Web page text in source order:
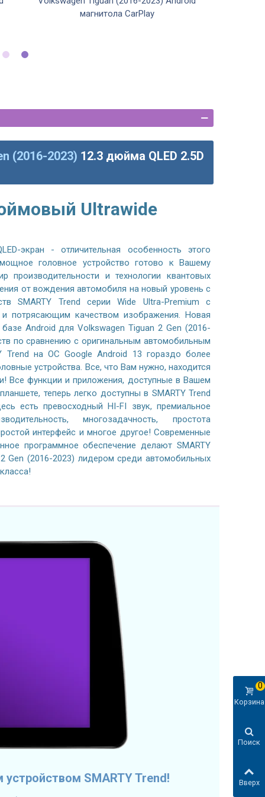
магнитола CarPlay
(2016-2023) 12.3 дюйма QLED 2.5D
Ultrawide
экран - отличительная особенность этого
головное устройство готово к Вашему
и технологии квантовых
от вождения автомобиля на новый уровень с
SMARTY Trend серии Wide Ultra-Premium с
потрясающим качеством изображения. Новая
Android для Volkswagen Tiguan 2 Gen (2016-
по сравнению с оригинальным автомобильным
Trend на ОС Google Android 13 гораздо более
устройства. Все, что Вам нужно, находится
Все функции и приложения, доступные в Вашем
теперь легко доступны в SMARTY Trend
есть превосходный HI-FI звук, премиальное
многозадачность, простота
интерфейс и многое другое! Современные
программное обеспечение делают SMARTY
Gen (2016-2023) лидером среди автомобильных
SMARTY Trend!
Корзина
0
Поиск
Вверх